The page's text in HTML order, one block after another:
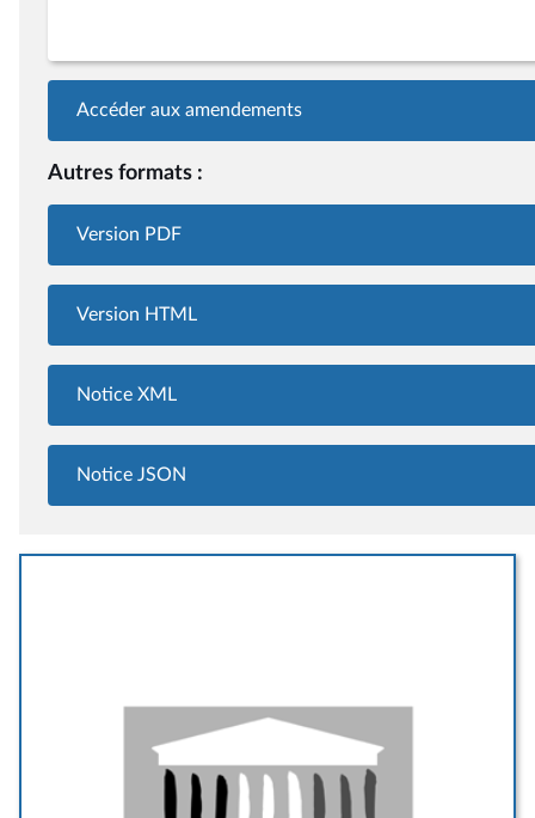
Accéder aux amendements
Autres formats :
Version PDF
Version HTML
Notice XML
Notice JSON